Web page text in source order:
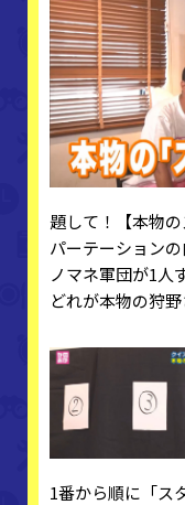
題して！【本物の
パーテーション
ノマネ軍団が1人
どれが本物の狩
1番から順に「ス